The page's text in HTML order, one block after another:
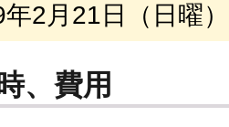
2月21日（日曜
、費用